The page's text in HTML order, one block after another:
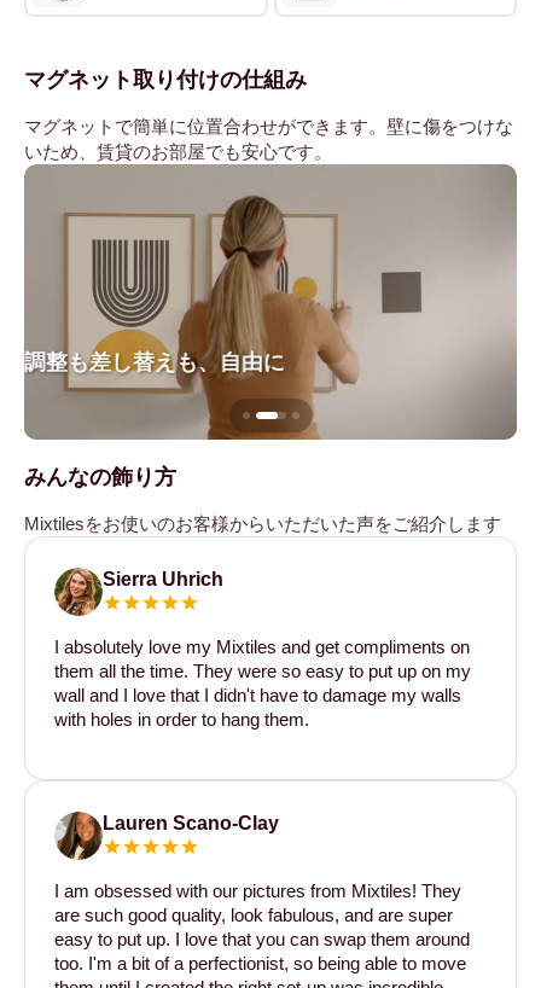
マグネット取り付けの仕組み
マグネットで簡単に位置合わせができます。壁に傷をつけな
いため、賃貸のお部屋でも安心です。
調整も差し替えも、自由に
みんなの飾り方
Mixtilesをお使いのお客様からいただいた声をご紹介します
Sierra Uhrich
I absolutely love my Mixtiles and get compliments on
them all the time. They were so easy to put up on my
wall and I love that I didn't have to damage my walls
with holes in order to hang them.
Lauren Scano-Clay
I am obsessed with our pictures from Mixtiles! They
are such good quality, look fabulous, and are super
easy to put up. I love that you can swap them around
too. I'm a bit of a perfectionist, so being able to move